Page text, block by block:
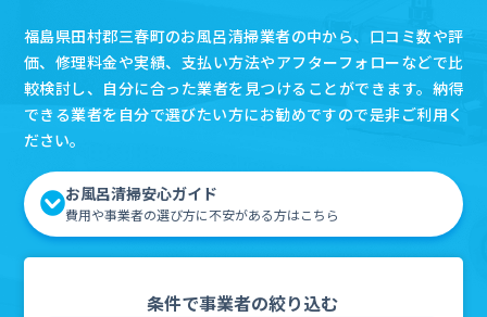
福島県田村郡三春町のお風呂清掃業者の中から、口コミ数や評
価、修理料金や実績、支払い方法やアフターフォローなどで比
較検討し、自分に合った業者を見つけることができます。納得
できる業者を自分で選びたい方にお勧めですので是非ご利用く
ださい。
お風呂清掃安心ガイド
費用や事業者の選び方に不安がある方はこちら
条件で事業者の絞り込む